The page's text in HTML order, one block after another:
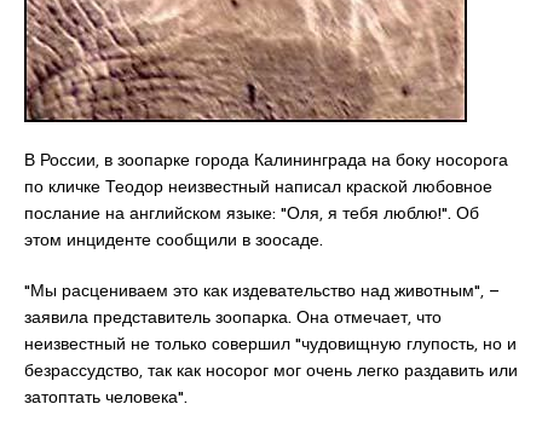
В России, в зоопарке города Калининграда на боку носорога
по кличке Теодор неизвестный написал краской любовное
послание на английском языке: "Оля, я тебя люблю!". Об
этом инциденте сообщили в зоосаде.
"Мы расцениваем это как издевательство над животным", –
заявила представитель зоопарка. Она отмечает, что
неизвестный не только совершил "чудовищную глупость, но и
безрассудство, так как носорог мог очень легко раздавить или
затоптать человека".